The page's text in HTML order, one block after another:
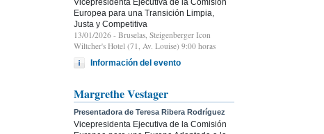
Vicepresidenta Ejecutiva de la Comisión
Europea para una Transición Limpia,
Justa y Competitiva
13/01/2026 - Bruselas, Steigenberger Icon
Wiltcher's Hotel (71, Av. Louise) 9:00 horas
Información del evento
Margrethe Vestager
Presentadora de Teresa Ribera Rodríguez
Vicepresidenta Ejecutiva de la Comisión